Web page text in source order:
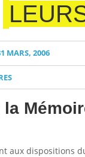
MARS, 2006
aux dispositions